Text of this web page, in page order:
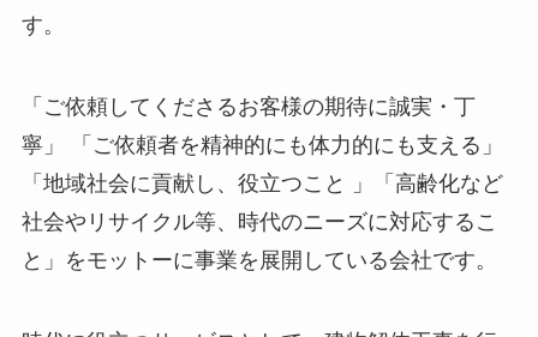
す。
「ご依頼してくださるお客様の期待に誠実・丁
寧」 「ご依頼者を精神的にも体力的にも支える」
「地域社会に貢献し、役立つこと 」「高齢化など
社会やリサイクル等、時代のニーズに対応するこ
と」をモットーに事業を展開している会社です。